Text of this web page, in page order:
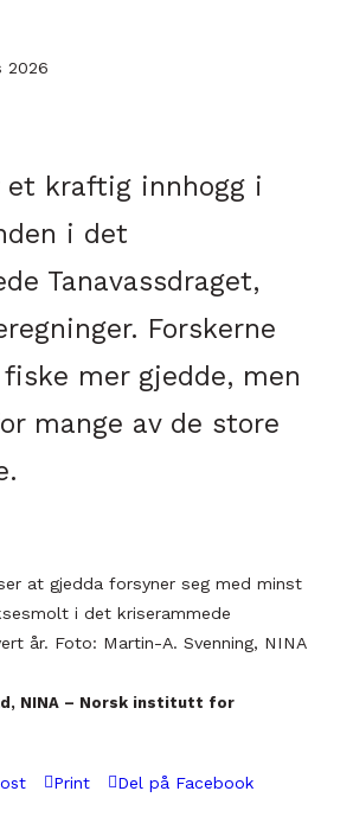
2026
et kraftig innhogg i
i det
Tanavassdraget,
Forskerne
mer gjedde, men
mange av de store
at gjedda forsyner seg med minst
i det kriserammede
år. Foto: Martin-A. Svenning, NINA
NINA – Norsk institutt for
Print
Del på Facebook